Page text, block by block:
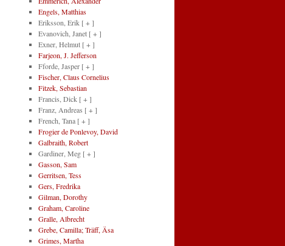
Engels, Matthias
Eriksson, Erik [ + ]
Evanovich, Janet [ + ]
Exner, Helmut [ + ]
Farjeon, J. Jefferson
Fforde, Jasper [ + ]
Fischer, Claus Cornelius
Fitzek, Sebastian
Francis, Dick [ + ]
Franz, Andreas [ + ]
French, Tana [ + ]
Frogier de Ponlevoy, David
Galbraith, Robert
Gardiner, Meg [ + ]
Gasson, Sam
Gerritsen, Tess
Gers, Fredrika
Gilman, Dorothy
Graham, Caroline
Gralle, Albrecht
Grebe, Camilla; Träff, Äsa
Grimes, Martha